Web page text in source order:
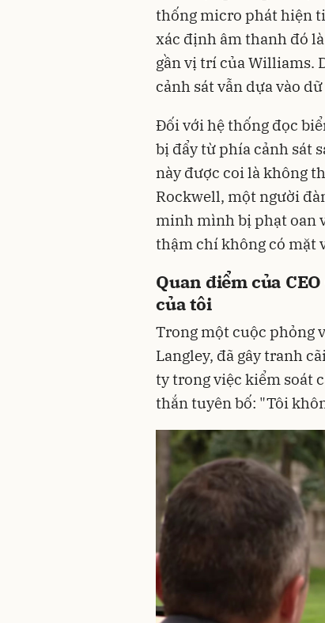
thống micro phát hiện
xác định âm thanh đó
gần vị trí của Williams.
cảnh sát vẫn dựa vào
Đối với hệ thống đọc
bị đẩy từ phía cảnh sát
này được coi là không
Rockwell, một người
minh mình bị phạt oan
thậm chí không có mặt
Quan điểm của
của tôi
Trong một cuộc phỏng
Langley, đã gây tranh
ty trong việc kiểm soát
thắn tuyên bố: "Tôi